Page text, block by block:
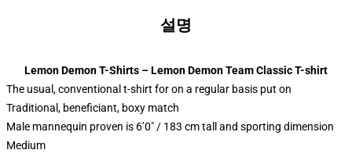
설명
Lemon Demon T-Shirts – Lemon Demon Team Classic T-shirt
The usual, conventional t-shirt for on a regular basis put on
Traditional, beneficiant, boxy match
Male mannequin proven is 6’0″ / 183 cm tall and sporting dimension
Medium